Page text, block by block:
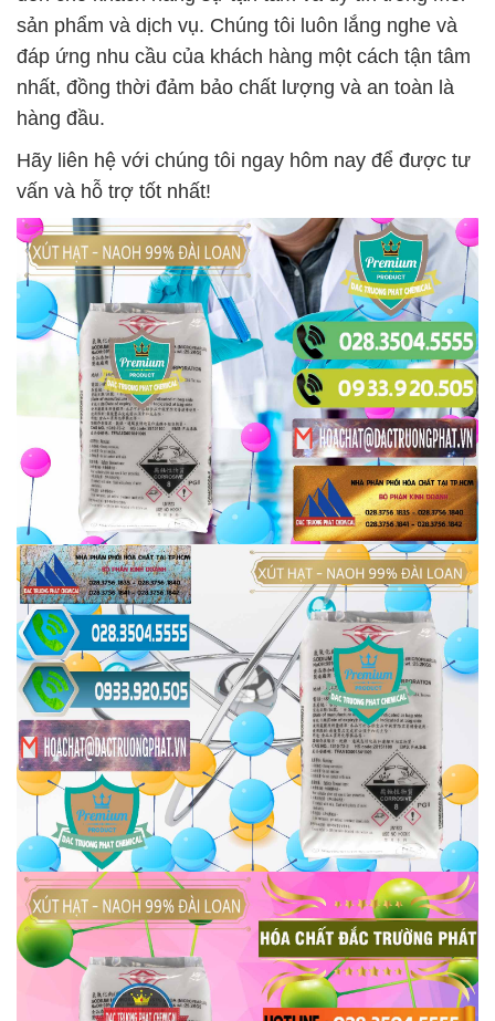
sản phẩm và dịch vụ. Chúng tôi luôn lắng nghe và
đáp ứng nhu cầu của khách hàng một cách tận tâm
nhất, đồng thời đảm bảo chất lượng và an toàn là
hàng đầu.
Hãy liên hệ với chúng tôi ngay hôm nay để được tư
vấn và hỗ trợ tốt nhất!